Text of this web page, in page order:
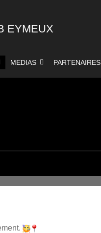
EYMEUX
MEDIAS PARTENAIRES